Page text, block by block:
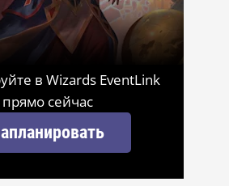
в Wizards EventLink
прямо сейчас